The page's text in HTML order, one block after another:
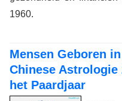
1960.
Mensen Geboren
Chinese Astrologie
het Paardjaar